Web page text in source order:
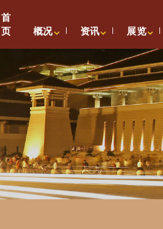
首
页
概况 资讯 展览